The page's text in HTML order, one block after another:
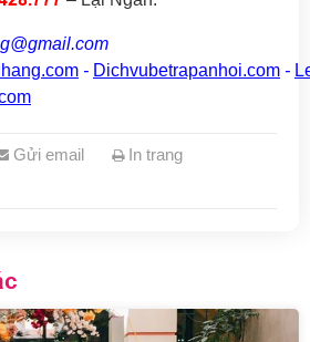
- Dichvubetrapanhoi.com -
Gửi email In trang